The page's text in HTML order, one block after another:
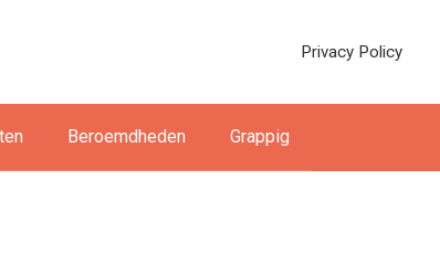
Privacy Policy
Beroemdheden Grappig